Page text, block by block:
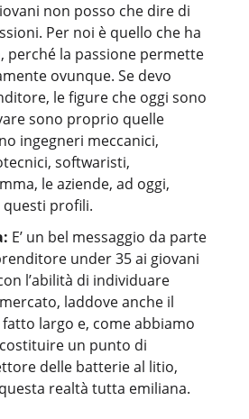
non posso che dire di
Per noi è quello che ha
perché la passione permette
ovunque. Se devo
le figure che oggi sono
sono proprio quelle
ingegneri meccanici,
softwaristi,
le aziende, ad oggi,
profili.
E’ un bel messaggio da parte
under 35 ai giovani
l’abilità di individuare
laddove anche il
largo e, come abbiamo
un punto di
delle batterie al litio,
realtà tutta emiliana.